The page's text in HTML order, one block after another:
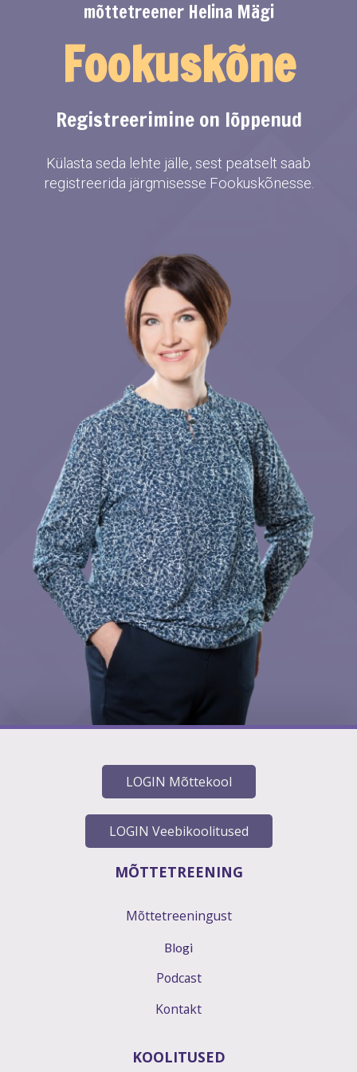
mõttetreener Helina Mägi
Fookuskõne
Registreerimine on lõppenud
Külasta seda lehte jälle, sest peatselt saab
registreerida järgmisesse Fookuskõnesse.
LOGIN Mõttekool
LOGIN Veebikoolitused
MÕTTETREENING
Mõttetreeningust
Blogi
Podcast
Kontakt
KOOLITUSED